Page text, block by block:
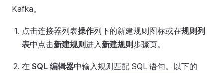
Kafka。
点击连接器列表操作列下的新建规则图标或在规则列
表中点击新建规则进入 新建规则步骤页。
在 SQL 编辑器中输入规则匹配 SQL 语句。以下的